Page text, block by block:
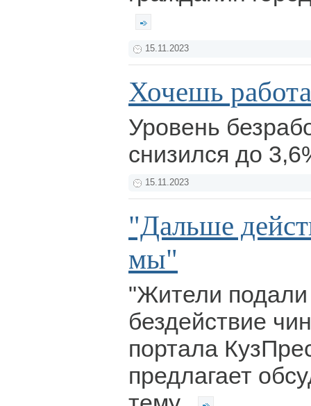
15.11.2023
Хочешь
Уровень
снизился до
15.11.2023
"Дальше
мы"
"Жители подали
бездействие
портала
предлагает